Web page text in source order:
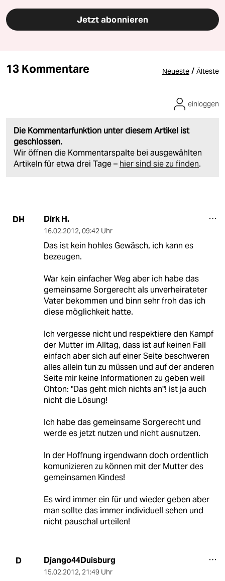
Jetzt abonnieren
13 Kommentare Neueste / Älteste
Die Kommentarfunktion unter diesem Artikel ist
geschlossen.
Wir öffnen die Kommentarspalte bei ausgewählten
Artikeln für etwa drei Tage – hier sind sie zu finden.
einloggen
DH Dirk H.
16.02.2012, 09:42 Uhr
Das ist kein hohles Gewäsch, ich kann es
bezeugen.
War kein einfacher Weg aber ich habe das
gemeinsame Sorgerecht als unverheirateter
Vater bekommen und binn sehr froh das ich
diese möglichkeit hatte.
Ich vergesse nicht und respektiere den Kampf
der Mutter im Alltag, dass ist auf keinen Fall
einfach aber sich auf einer Seite beschweren
alles allein tun zu müssen und auf der anderen
Seite mir keine Informationen zu geben weil
Ohton: "Das geht mich nichts an"! ist ja auch
nicht die Lösung!
Ich habe das gemeinsame Sorgerecht und
werde es jetzt nutzen und nicht ausnutzen.
In der Hoffnung irgendwann doch ordentlich
komunizieren zu können mit der Mutter des
gemeinsamen Kindes!
Es wird immer ein für und wieder geben aber
man sollte das immer individuell sehen und
nicht pauschal urteilen!
D Django44Duisburg
15.02.2012, 21:49 Uhr